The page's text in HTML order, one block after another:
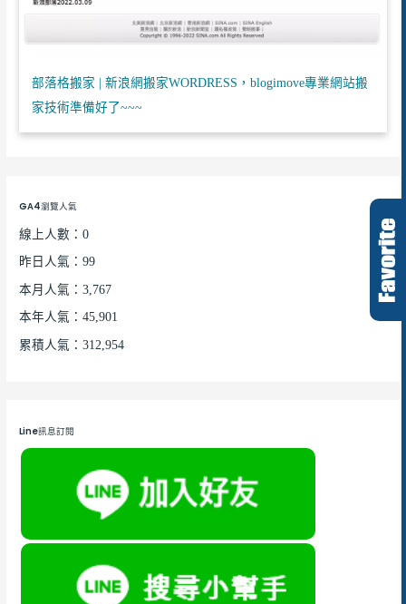
部落格搬家 | 新浪網搬家WORDRESS，blogimove專業網站搬
家技術準備好了~~~
GA4瀏覽人氣
線上人數：0
昨日人氣：99
本月人氣：3,767
本年人氣：45,901
累積人氣：312,954
Line訊息訂閱